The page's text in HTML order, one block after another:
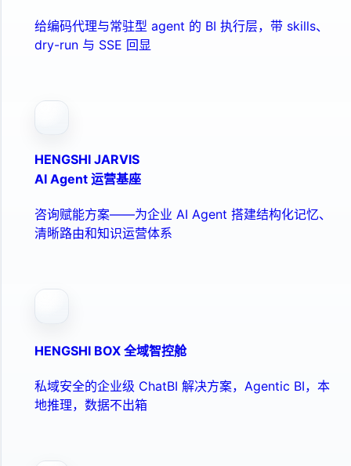
给编码代理与常驻型 agent 的 BI 执行层，带 skills、
dry-run 与 SSE 回显
HENGSHI JARVIS
AI Agent 运营基座
咨询赋能方案——为企业 AI Agent 搭建结构化记忆、
清晰路由和知识运营体系
HENGSHI BOX 全域智控舱
私域安全的企业级 ChatBI 解决方案，Agentic BI，本
地推理，数据不出箱